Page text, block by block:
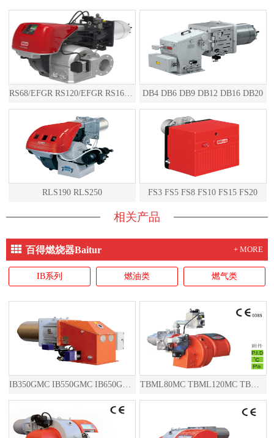
DB4 DB6 DB9 DB12 DB16 DB20
RLS190 RLS250 FS3 FS5 FS8 FS10 FS15 FS20
相关产品
百得燃烧器Baitur + MORE
IB系列 燃油类 燃气类